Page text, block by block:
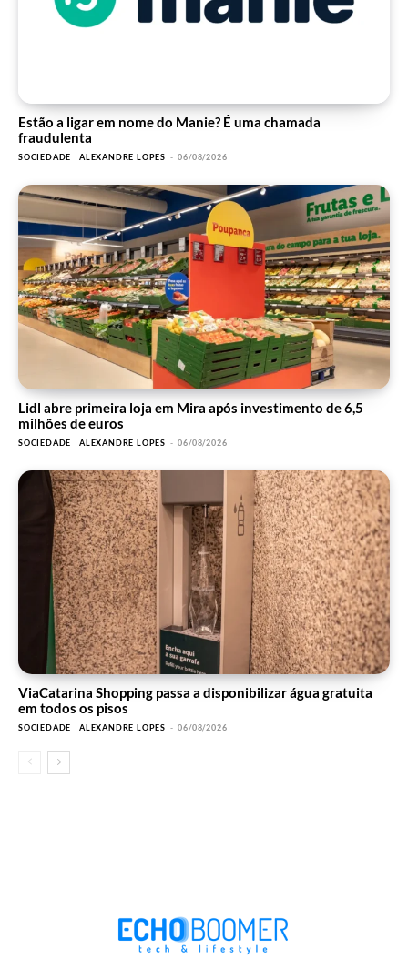
Estão a ligar em nome do Manie? É uma chamada
fraudulenta
SOCIEDADE ALEXANDRE LOPES - 06/08/2026
Lidl abre primeira loja em Mira após investimento de 6,5
milhões de euros
SOCIEDADE ALEXANDRE LOPES - 06/08/2026
ViaCatarina Shopping passa a disponibilizar água gratuita
em todos os pisos
SOCIEDADE ALEXANDRE LOPES - 06/08/2026